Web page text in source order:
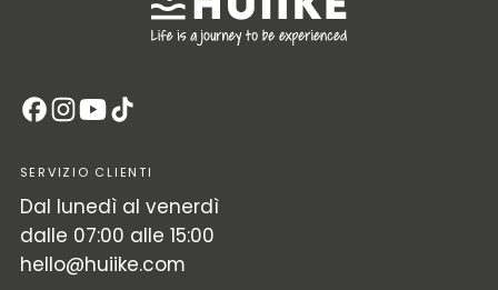
SERVIZIO CLIENTI
Dal lunedì al venerdì
dalle 07:00 alle 15:00
hello@huiike.com